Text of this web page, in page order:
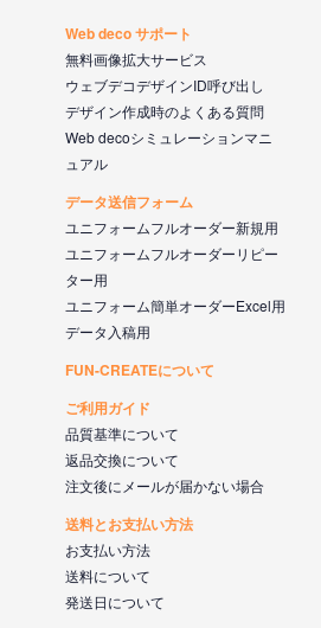
Web deco サポート
無料画像拡大サービス
ウェブデコデザインID呼び出し
デザイン作成時のよくある質問
Web decoシミュレーションマニ
ュアル
データ送信フォーム
ユニフォームフルオーダー新規用
ユニフォームフルオーダーリピー
ター用
ユニフォーム簡単オーダーExcel用
データ入稿用
FUN-CREATEについて
ご利用ガイド
品質基準について
返品交換について
注文後にメールが届かない場合
送料とお支払い方法
お支払い方法
送料について
発送日について